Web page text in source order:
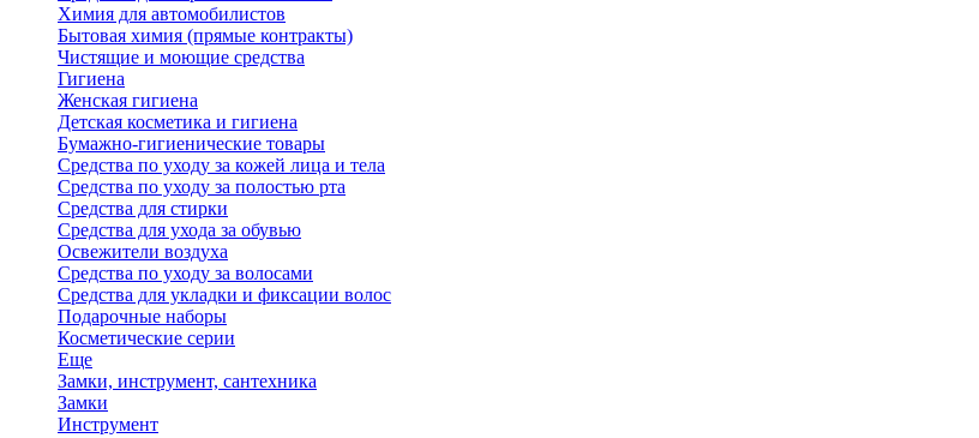
Химия для автомобилистов
Бытовая химия (прямые контракты)
Чистящие и моющие средства
Гигиена
Женская гигиена
Детская косметика и гигиена
Бумажно-гигиенические товары
Средства по уходу за кожей лица и тела
Средства по уходу за полостью рта
Средства для стирки
Средства для ухода за обувью
Освежители воздуха
Средства по уходу за волосами
Средства для укладки и фиксации волос
Подарочные наборы
Косметические серии
Еще
Замки, инструмент, сантехника
Замки
Инструмент